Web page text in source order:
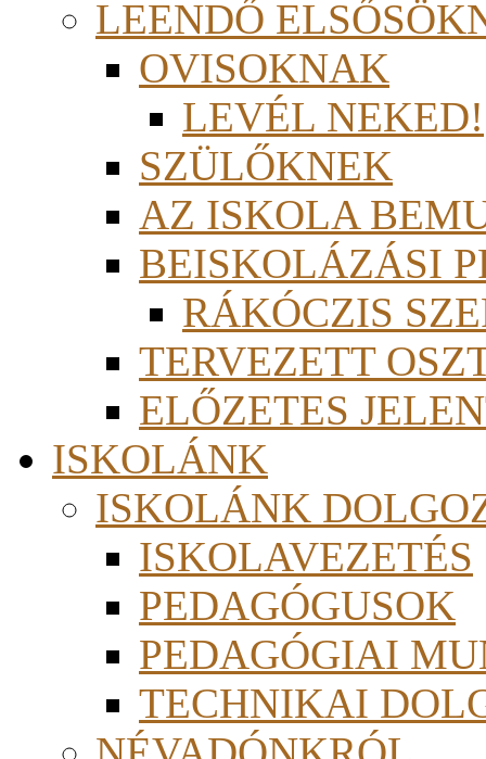
LEENDŐ
OVISOKNAK
LEVÉL NEKED!
SZÜLŐKNEK
AZ ISKOLA
BEISKOLÁZÁSI
RÁKÓCZIS
TERVEZETT
ELŐZETES
ISKOLÁNK
ISKOLÁNK
ISKOLAVEZETÉS
PEDAGÓGUSOK
PEDAGÓGIAI
TECHNIKAI